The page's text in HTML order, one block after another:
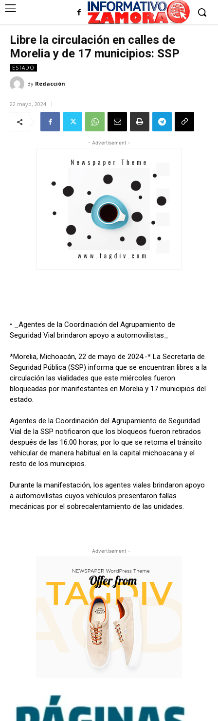
Libre la circulación en calles de
Morelia y de 17 municipios: SSP
ESTADO
By Redacción
22 mayo, 2024
- Advertisement -
• _Agentes de la Coordinación del Agrupamiento de
Seguridad Vial brindaron apoyo a automovilistas_
*Morelia, Michoacán, 22 de mayo de 2024.-* La Secretaría de
Seguridad Pública (SSP) informa que se encuentran libres a la
circulación las vialidades que este miércoles fueron
bloqueadas por manifestantes en Morelia y 17 municipios del
estado.
Agentes de la Coordinación del Agrupamiento de Seguridad
Vial de la SSP notificaron que los bloqueos fueron retirados
después de las 16:00 horas, por lo que se retoma el tránsito
vehicular de manera habitual en la capital michoacana y el
resto de los municipios.
Durante la manifestación, los agentes viales brindaron apoyo
a automovilistas cuyos vehículos presentaron fallas
mecánicas por el sobrecalentamiento de las unidades.
- Advertisement -